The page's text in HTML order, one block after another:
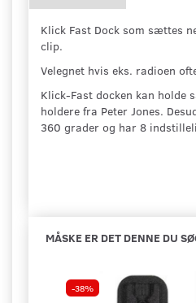
Klick Fast Dock som sættes
clip.
Velegnet hvis eks. radioen
Klick-Fast docken kan holde
holdere fra Peter Jones.
360 grader og har 8
MÅSKE ER DET DENNE DU
-38%